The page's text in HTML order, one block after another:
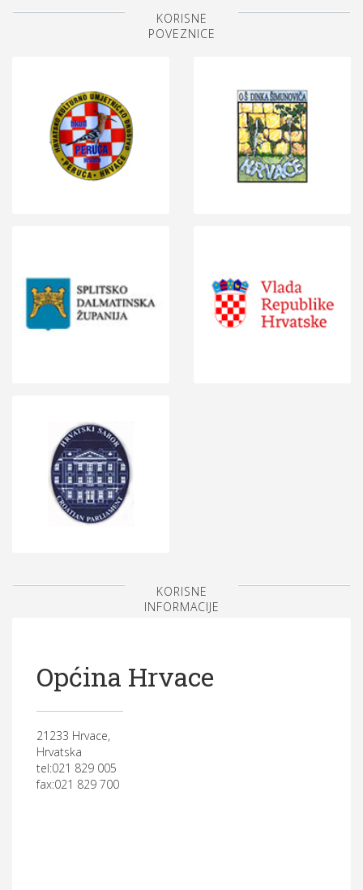
KORISNE
POVEZNICE
KORISNE
INFORMACIJE
Općina Hrvace
21233 Hrvace,
Hrvatska
tel:021 829 005
fax:021 829 700